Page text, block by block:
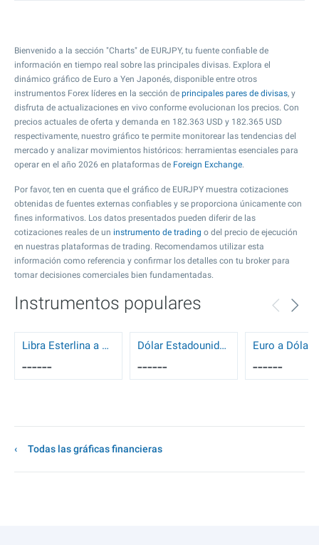
Bienvenido a la sección "Charts" de EURJPY, tu fuente confiable de
información en tiempo real sobre las principales divisas. Explora el
dinámico gráfico de Euro a Yen Japonés, disponible entre otros
instrumentos Forex líderes en la sección de principales pares de divisas, y
disfruta de actualizaciones en vivo conforme evolucionan los precios. Con
precios actuales de oferta y demanda en 182.363 USD y 182.365 USD
respectivamente, nuestro gráfico te permite monitorear las tendencias del
mercado y analizar movimientos históricos: herramientas esenciales para
operar en el año 2026 en plataformas de Foreign Exchange.
Por favor, ten en cuenta que el gráfico de EURJPY muestra cotizaciones
obtenidas de fuentes externas confiables y se proporciona únicamente con
fines informativos. Los datos presentados pueden diferir de las
cotizaciones reales de un instrumento de trading o del precio de ejecución
en nuestras plataformas de trading. Recomendamos utilizar esta
información como referencia y confirmar los detalles con tu broker para
tomar decisiones comerciales bien fundamentadas.
Instrumentos populares
Libra Esterlina a Dólar Estadounidense
------
Dólar Estadounidense a Dólar Canadiense
------ ------
Todas las gráficas financieras